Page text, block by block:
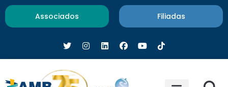
Associados Filiadas